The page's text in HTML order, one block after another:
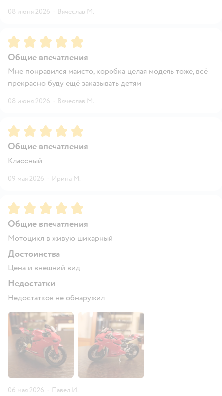
08 июня 2026 · Вячеслав М.
Рейтинг:5
Общие впечатления
Мне понравился маисто, коробка целая модель тоже, всё
прекрасно буду ещё заказывать детям
08 июня 2026 · Вячеслав М.
Рейтинг:5
Общие впечатления
Классный
09 мая 2026 · Ирина М.
Рейтинг:5
Общие впечатления
Мотоцикл в живую шикарный
Достоинства
Цена и внешний вид
Недостатки
Недостатков не обнаружил
06 мая 2026 · Павел И.